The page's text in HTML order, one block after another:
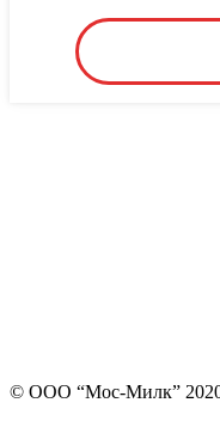
© ООО “Мос-Милк” 2020